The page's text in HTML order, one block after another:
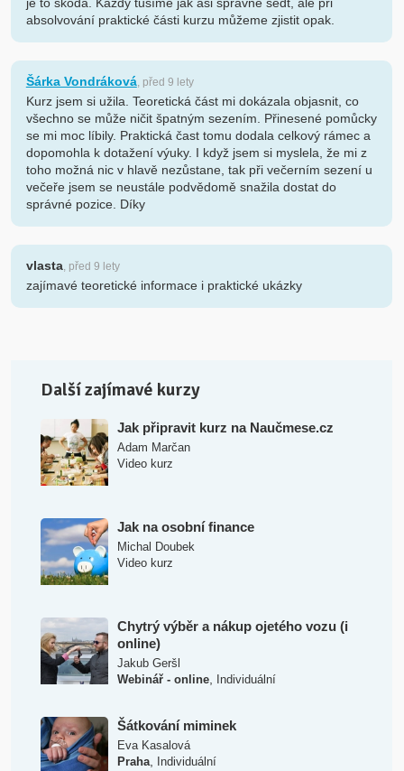
absolvování praktické části kurzu můžeme zjistit opak.
Šárka Vondráková, před 9 lety
Kurz jsem si užila. Teoretická část mi dokázala objasnit, co
všechno se může ničit špatným sezením. Přinesené pomůcky
se mi moc líbily. Praktická čast tomu dodala celkový rámec a
dopomohla k dotažení výuky. I když jsem si myslela, že mi z
toho možná nic v hlavě nezůstane, tak při večerním sezení u
večeře jsem se neustále podvědomě snažila dostat do
správné pozice. Díky
vlasta, před 9 lety
zajímavé teoretické informace i praktické ukázky
Další zajímavé kurzy
Jak připravit kurz na Naučmese.cz
Adam Marčan
Video kurz
Jak na osobní finance
Michal Doubek
Video kurz
Chytrý výběr a nákup ojetého vozu (i
online)
Jakub Geršl
Webinář - online, Individuální
Šátkování miminek
Eva Kasalová
Praha, Individuální